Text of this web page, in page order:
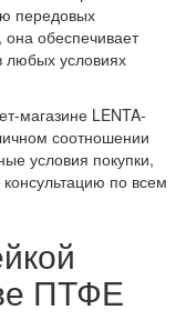
передовых
она обеспечивает
любых условиях
магазине LENTA-
соотношении
условия покупки,
по всем
ПТФЕ